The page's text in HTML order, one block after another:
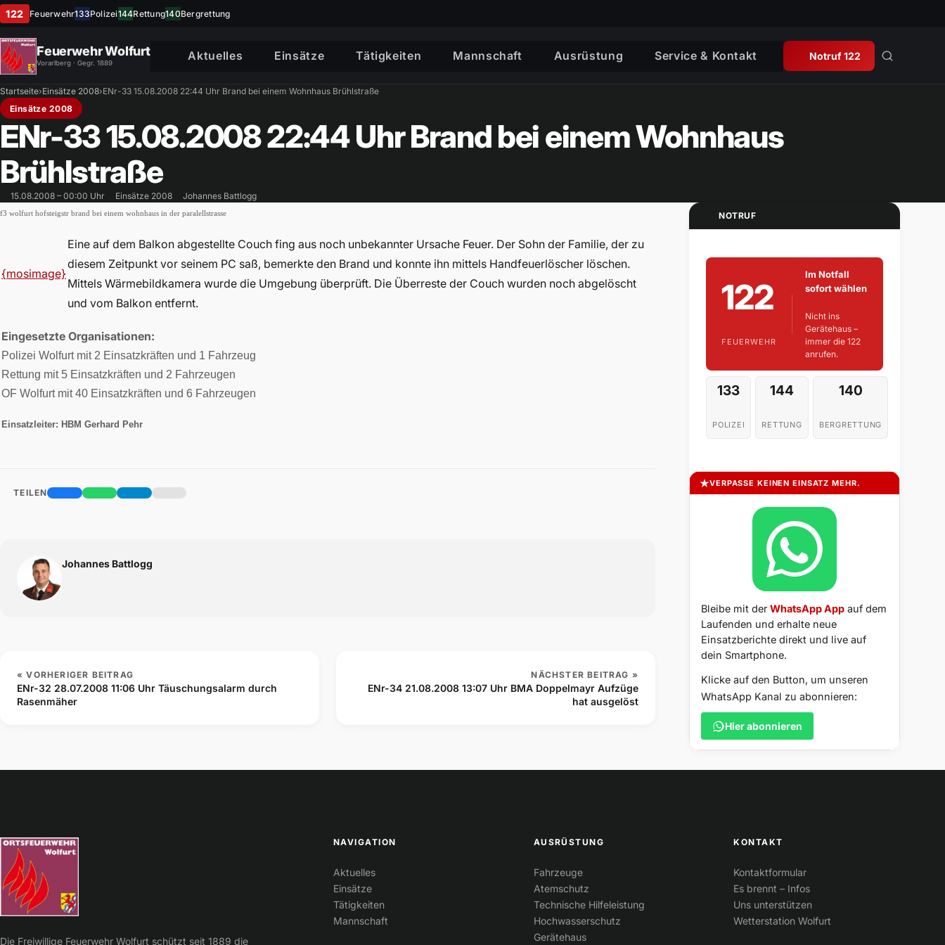
122 Feuerwehr133Polizei144Rettung140Bergrettung
Feuerwehr Wolfurt
Vorarlberg · Gegr. 1889
Aktuelles Einsätze Tätigkeiten Mannschaft Ausrüstung Service & Kontakt Notruf 122
Startseite›Einsätze 2008›ENr-33 15.08.2008 22:44 Uhr Brand bei einem Wohnhaus Brühlstraße
Einsätze 2008
ENr-33 15.08.2008 22:44 Uhr Brand bei einem Wohnhaus
Brühlstraße
15.08.2008 – 00:00 Uhr Einsätze 2008 Johannes Battlogg
f3 wolfurt hofsteigstr brand bei einem wohnhaus in der paralellstrasse
{mosimage}
Eine auf dem Balkon abgestellte Couch fing aus noch unbekannter Ursache Feuer. Der Sohn der Familie, der zu
diesem Zeitpunkt vor seinem PC saß, bemerkte den Brand und konnte ihn mittels Handfeuerlöscher löschen.
Mittels Wärmebildkamera wurde die Umgebung überprüft. Die Überreste der Couch wurden noch abgelöscht
und vom Balkon entfernt.
Eingesetzte Organisationen:
Polizei Wolfurt mit 2 Einsatzkräften und 1 Fahrzeug
Rettung mit 5 Einsatzkräften und 2 Fahrzeugen
OF Wolfurt mit 40 Einsatzkräften und 6 Fahrzeugen
Einsatzleiter: HBM Gerhard Pehr
TEILEN
Johannes Battlogg
« VORHERIGER BEITRAG
ENr-32 28.07.2008 11:06 Uhr Täuschungsalarm durch
Rasenmäher
NÄCHSTER BEITRAG »
ENr-34 21.08.2008 13:07 Uhr BMA Doppelmayr Aufzüge
hat ausgelöst
NOTRUF
122
FEUERWEHR
Im Notfall
sofort wählen
Nicht ins
Gerätehaus –
immer die 122
anrufen.
133
POLIZEI
144
RETTUNG
140
BERGRETTUNG
VERPASSE KEINEN EINSATZ MEHR.
Bleibe mit derWhatsApp App auf dem
Laufenden und erhalte neue
Einsatzberichte direkt und live auf
dein Smartphone.
Klicke auf den Button, um unseren
WhatsApp Kanal zu abonnieren:
Hier abonnieren
Die Freiwillige Feuerwehr Wolfurt schützt seit 1889 die
NAVIGATION
Aktuelles
Einsätze
Tätigkeiten
Mannschaft
AUSRÜSTUNG
Fahrzeuge
Atemschutz
Technische Hilfeleistung
Hochwasserschutz
Gerätehaus
KONTAKT
Kontaktformular
Es brennt – Infos
Uns unterstützen
Wetterstation Wolfurt